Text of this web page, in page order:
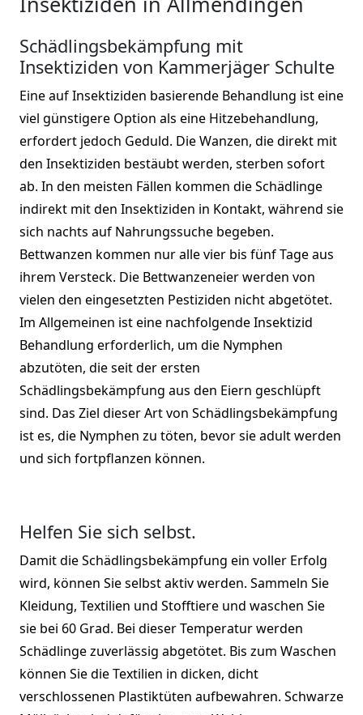
Schädlingsbekämpfung mit
Insektiziden von Kammerjäger Schulte
Eine auf Insektiziden basierende Behandlung ist eine
viel günstigere Option als eine Hitzebehandlung,
erfordert jedoch Geduld. Die Wanzen, die direkt mit
den Insektiziden bestäubt werden, sterben sofort
ab. In den meisten Fällen kommen die Schädlinge
indirekt mit den Insektiziden in Kontakt, während sie
sich nachts auf Nahrungssuche begeben.
Bettwanzen kommen nur alle vier bis fünf Tage aus
ihrem Versteck. Die Bettwanzeneier werden von
vielen den eingesetzten Pestiziden nicht abgetötet.
Im Allgemeinen ist eine nachfolgende Insektizid
Behandlung erforderlich, um die Nymphen
abzutöten, die seit der ersten
Schädlingsbekämpfung aus den Eiern geschlüpft
sind. Das Ziel dieser Art von Schädlingsbekämpfung
ist es, die Nymphen zu töten, bevor sie adult werden
und sich fortpflanzen können.
Helfen Sie sich selbst.
Damit die Schädlingsbekämpfung ein voller Erfolg
wird, können Sie selbst aktiv werden. Sammeln Sie
Kleidung, Textilien und Stofftiere und waschen Sie
sie bei 60 Grad. Bei dieser Temperatur werden
Schädlinge zuverlässig abgetötet. Bis zum Waschen
können Sie die Textilien in dicken, dicht
verschlossenen Plastiktüten aufbewahren. Schwarze